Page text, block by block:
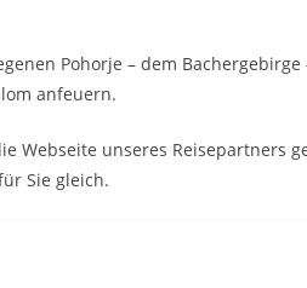
Pohorje – dem
anfeuern.
unseres Reisepartners
Sie gleich.